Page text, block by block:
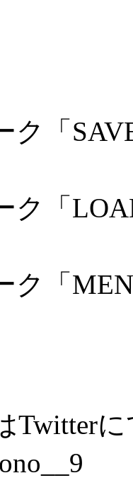
ク
ーク「
ーク「
ーク「
Twitter